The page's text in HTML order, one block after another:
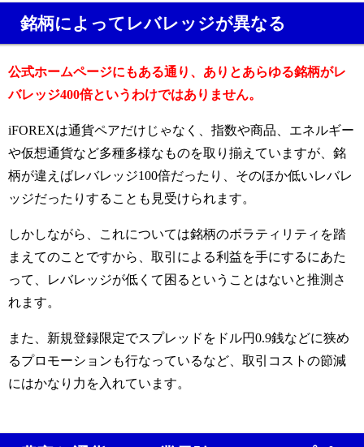
銘柄によってレバレッジが異なる
公式ホームページにもある通り、ありとあらゆる銘柄がレ
バレッジ400倍というわけではありません。
iFOREXは通貨ペアだけじゃなく、指数や商品、エネルギー
や仮想通貨など多種多様なものを取り揃えていますが、銘
柄が違えばレバレッジ100倍だったり、そのほか低いレバレ
ッジだったりすることも見受けられます。
しかしながら、これについては銘柄のボラティリティを踏
まえてのことですから、取引による利益を手にするにあた
って、レバレッジが低くて困るということはないと推測さ
れます。
また、新規登録限定でスプレッドをドル円0.9銭などに狭め
るプロモーションも行なっているなど、取引コストの節減
にはかなり力を入れています。